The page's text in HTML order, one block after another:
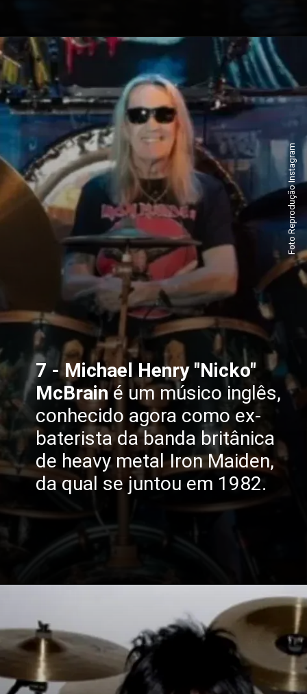
Foto Reprodução Instagram
7 - Michael Henry "Nicko"
McBrainé um músico inglês,
conhecido agora como ex-
baterista da banda britânica
de heavy metal Iron Maiden,
da qual se juntou em 1982.
https://www.tenhomaisdiscosqueamigos.com/2024/12/09/bruce-dickinson-discurso-nicko/